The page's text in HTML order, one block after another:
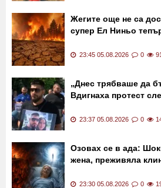
Жегите още не са
супер Ел Ниньо
23:45 05.08.2026 0
„Днес трябваше да
Вдигнаха протест
23:37 05.08.2026 0
Озовах се в ада:
жена, преживяла
23:30 05.08.2026 0